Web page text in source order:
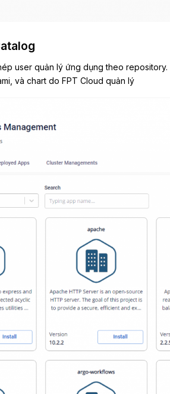
user quản lý ứng dụng theo
và chart do FPT Cloud quản lý